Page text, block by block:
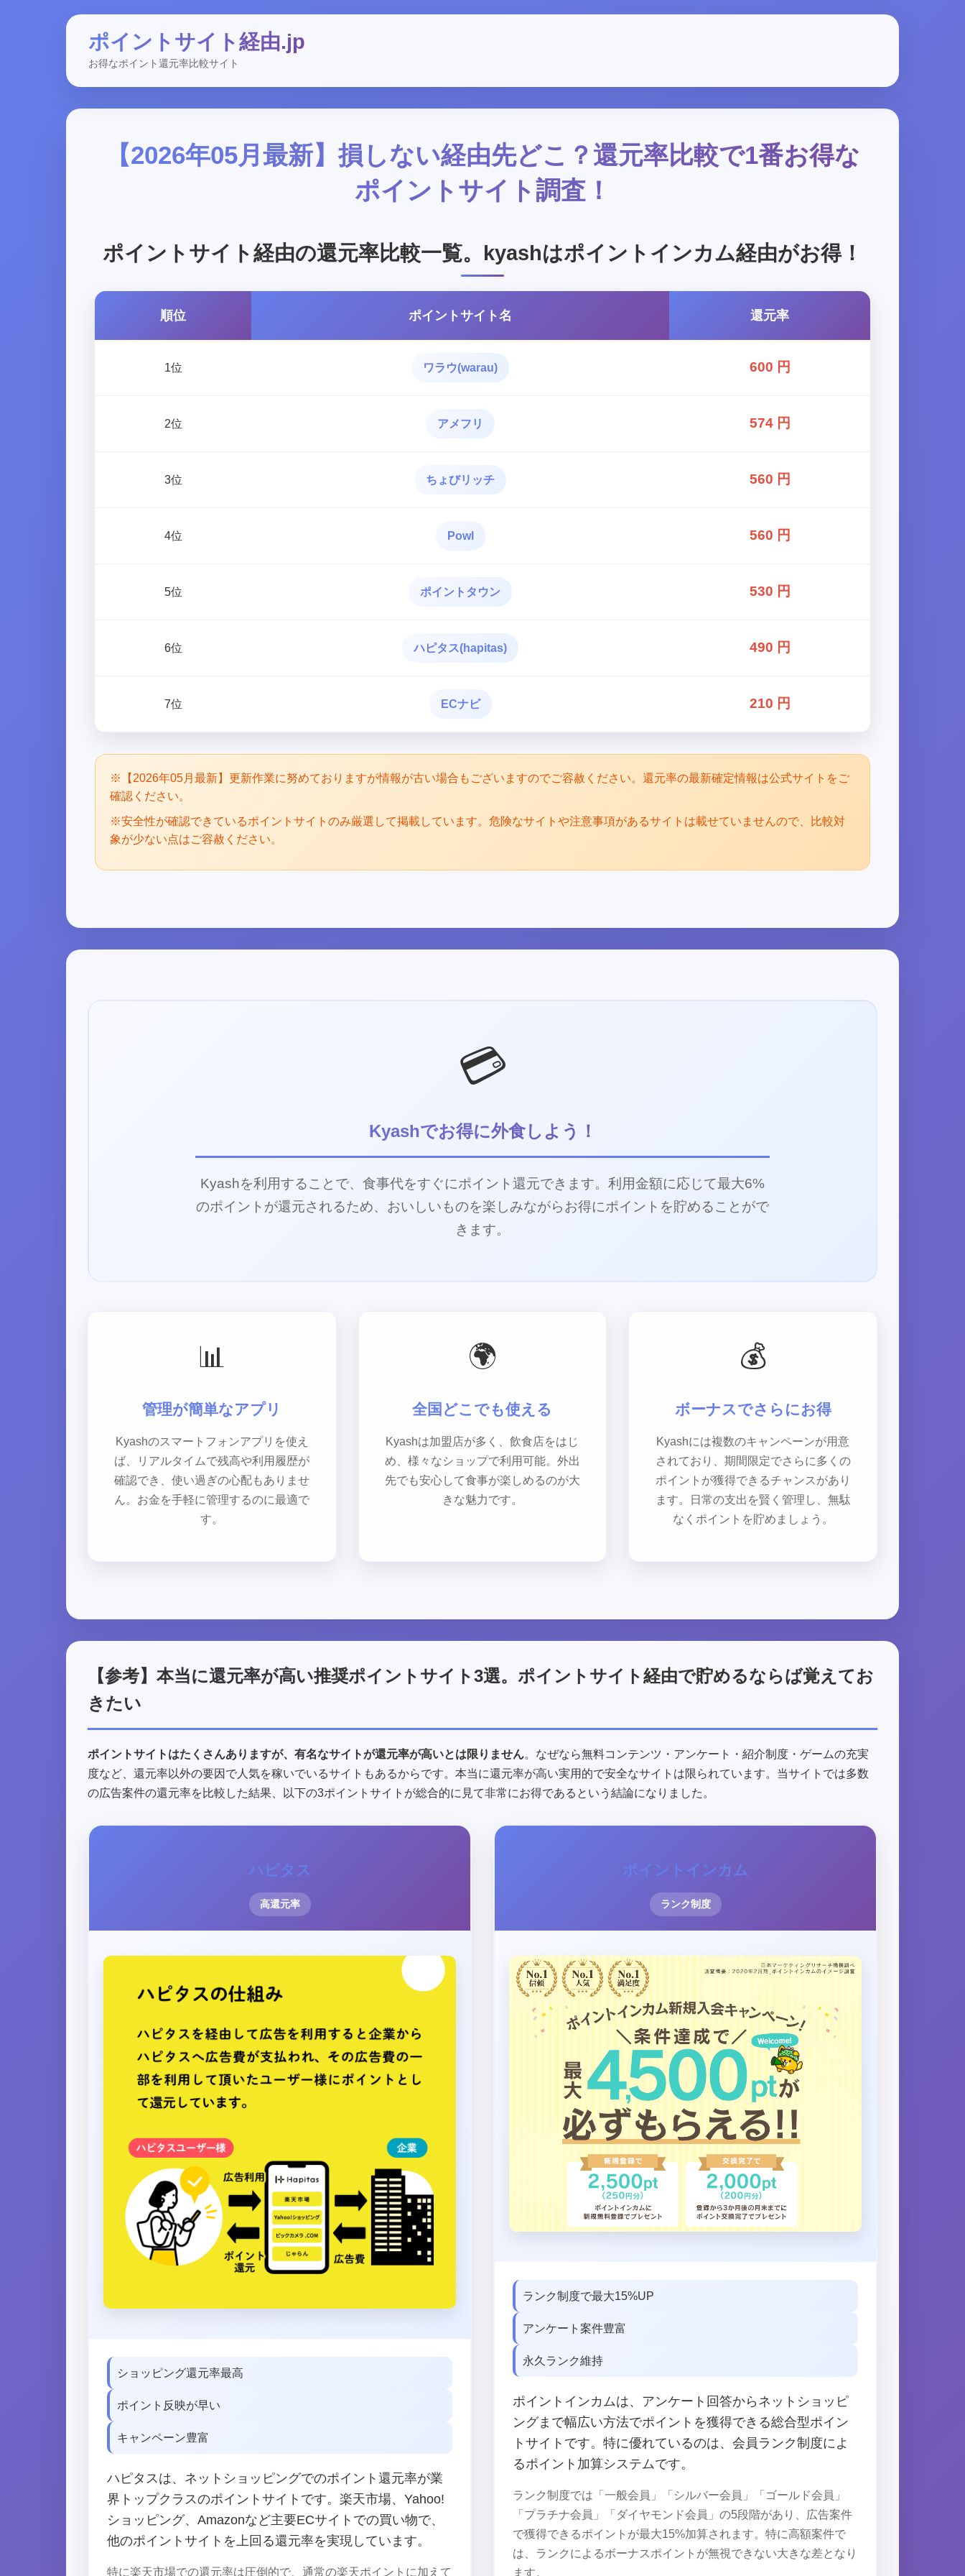
ポイントサイト経由.jp
お得なポイント還元率比較サイト
【2026年05月最新】損しない経由先どこ？還元率比較で1番お得な
ポイントサイト調査！
ポイントサイト経由の還元率比較一覧。kyashはポイントインカム経由がお得！
順位 ポイントサイト名 還元率
1位 ワラウ(warau) 600 円
2位 アメフリ 574 円
3位 ちょびリッチ 560 円
4位 Powl 560 円
5位 ポイントタウン 530 円
6位 ハピタス(hapitas) 490 円
7位 ECナビ 210 円
※【2026年05月最新】更新作業に努めておりますが情報が古い場合もございますのでご容赦ください。還元率の最新確定情報は公式サイトをご
確認ください。
※安全性が確認できているポイントサイトのみ厳選して掲載しています。危険なサイトや注意事項があるサイトは載せていませんので、比較対
象が少ない点はご容赦ください。
💳
Kyashでお得に外食しよう！
Kyashを利用することで、食事代をすぐにポイント還元できます。利用金額に応じて最大6%
のポイントが還元されるため、おいしいものを楽しみながらお得にポイントを貯めることがで
きます。
📊
管理が簡単なアプリ
Kyashのスマートフォンアプリを使え
ば、リアルタイムで残高や利用履歴が
確認でき、使い過ぎの心配もありませ
ん。お金を手軽に管理するのに最適で
す。
🌍
全国どこでも使える
Kyashは加盟店が多く、飲食店をはじ
め、様々なショップで利用可能。外出
先でも安心して食事が楽しめるのが大
きな魅力です。
💰
ボーナスでさらにお得
Kyashには複数のキャンペーンが用意
されており、期間限定でさらに多くの
ポイントが獲得できるチャンスがあり
ます。日常の支出を賢く管理し、無駄
なくポイントを貯めましょう。
【参考】本当に還元率が高い推奨ポイントサイト3選。ポイントサイト経由で貯めるならば覚えてお
きたい
ポイントサイトはたくさんありますが、有名なサイトが還元率が高いとは限りません。なぜなら無料コンテンツ・アンケート・紹介制度・ゲームの充実
度など、還元率以外の要因で人気を稼いでいるサイトもあるからです。本当に還元率が高い実用的で安全なサイトは限られています。当サイトでは多数
の広告案件の還元率を比較した結果、以下の3ポイントサイトが総合的に見て非常にお得であるという結論になりました。
ハピタス
高還元率
ショッピング還元率最高
ポイント反映が早い
キャンペーン豊富
ハピタスは、ネットショッピングでのポイント還元率が業
界トップクラスのポイントサイトです。楽天市場、Yahoo!
ショッピング、Amazonなど主要ECサイトでの買い物で、
他のポイントサイトを上回る還元率を実現しています。
特に楽天市場での還元率は圧倒的で、通常の楽天ポイントに加えて
ポイントインカム
ランク制度
ランク制度で最大15%UP
アンケート案件豊富
永久ランク維持
ポイントインカムは、アンケート回答からネットショッピ
ングまで幅広い方法でポイントを獲得できる総合型ポイン
トサイトです。特に優れているのは、会員ランク制度によ
るポイント加算システムです。
ランク制度では「一般会員」「シルバー会員」「ゴールド会員」
「プラチナ会員」「ダイヤモンド会員」の5段階があり、広告案件
で獲得できるポイントが最大15%加算されます。特に高額案件で
は、ランクによるボーナスポイントが無視できない大きな差となり
ます。